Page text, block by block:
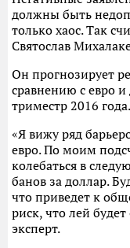
должны быть
только хаос. Так
Святослав
Он прогнозирует
сравнению с евро
триместр 2016 года.
«Я вижу ряд
евро. По моим
колебаться в
банов за доллар.
что приведет к
риск, что лей
эксперт.